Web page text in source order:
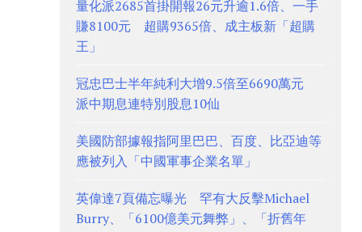
量化派2685首掛開報26元升逾1.6倍、一手
賺8100元 超購9365倍、成主板新「超購
王」
冠忠巴士半年純利大增9.5倍至6690萬元
派中期息連特別股息10仙
美國防部據報指阿里巴巴、百度、比亞迪等
應被列入「中國軍事企業名單」
英偉達7頁備忘曝光 罕有大反擊Michael
Burry、「6100億美元舞弊」、「折舊年